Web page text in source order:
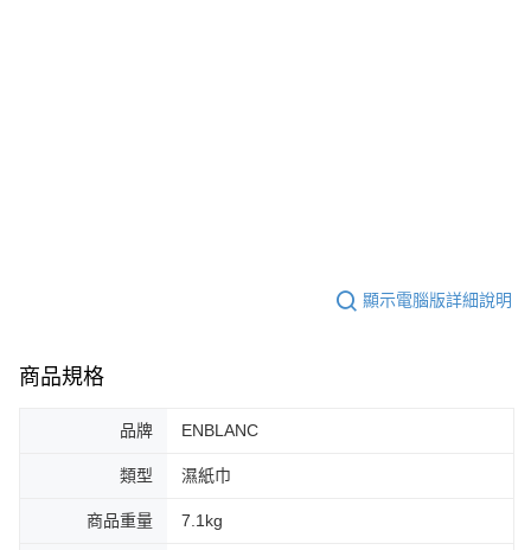
顯示電腦版詳細說明
商品規格
品牌 ENBLANC
類型 濕紙巾
商品重量 7.1kg